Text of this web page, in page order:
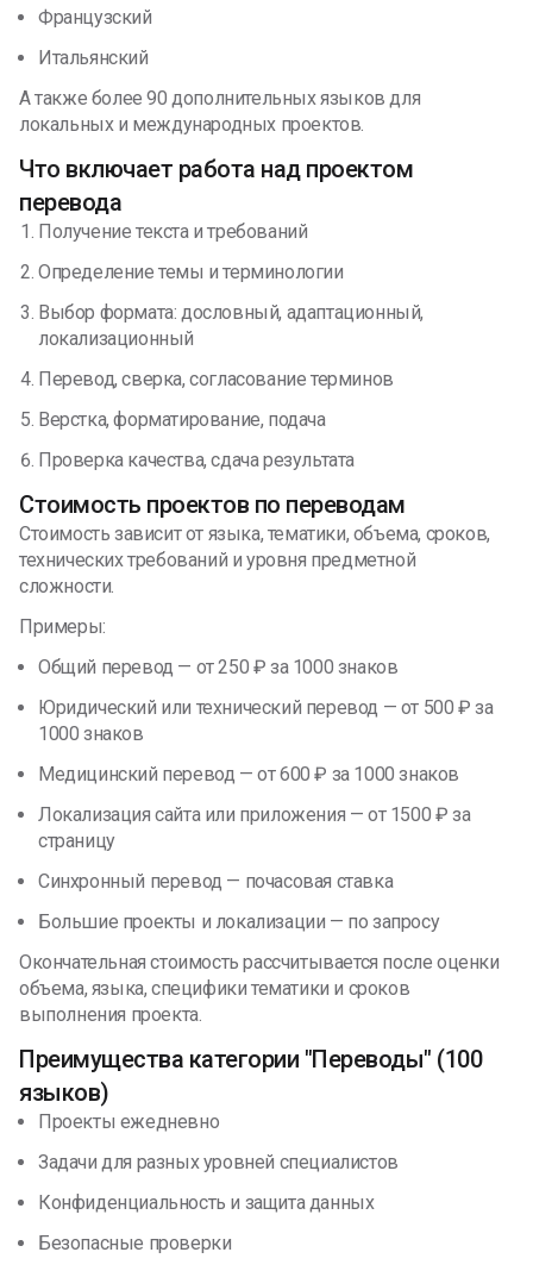
Французский
Итальянский
А также более 90 дополнительных языков для
локальных и международных проектов.
Что включает работа над проектом
перевода
Получение текста и требований
Определение темы и терминологии
Выбор формата: дословный, адаптационный,
локализационный
Перевод, сверка, согласование терминов
Верстка, форматирование, подача
Проверка качества, сдача результата
Стоимость проектов по переводам
Стоимость зависит от языка, тематики, объема, сроков,
технических требований и уровня предметной
сложности.
Примеры:
Общий перевод — от 250 ₽ за 1000 знаков
Юридический или технический перевод — от 500 ₽ за
1000 знаков
Медицинский перевод — от 600 ₽ за 1000 знаков
Локализация сайта или приложения — от 1500 ₽ за
страницу
Синхронный перевод — почасовая ставка
Большие проекты и локализации — по запросу
Окончательная стоимость рассчитывается после оценки
объема, языка, специфики тематики и сроков
выполнения проекта.
Преимущества категории "Переводы" (100
языков)
Проекты ежедневно
Задачи для разных уровней специалистов
Конфиденциальность и защита данных
Безопасные проверки